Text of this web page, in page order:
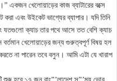
খেলোয়াড়ের কাজ ব্যাটারের বক্সে
এবং উইকেট ভাগ্যের ব্যাপার। যদি তিনি
যতগুলো ক্যাচ তার পথে আসে তত বেশি ক্যাচ
খেলোয়াড়ের জন্য গুরুত্বপূর্ণ বিষয় হল
না পারেন তবে বলুন। আমি এটা যে খারাপ